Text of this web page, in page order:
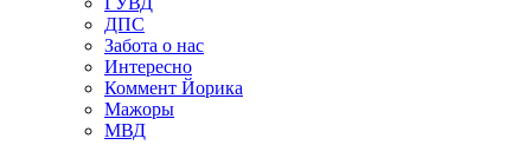
ДПС
Забота о нас
Интересно
Коммент Йорика
Мажоры
МВД